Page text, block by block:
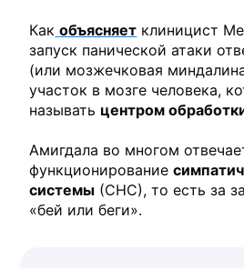
Как объясняет клиницист
запуск панической атаки
(или мозжечковая
участок в мозге человека,
называть центром
Амигдала во многом
функционирование
системы (СНС), то есть за
«бей или беги».